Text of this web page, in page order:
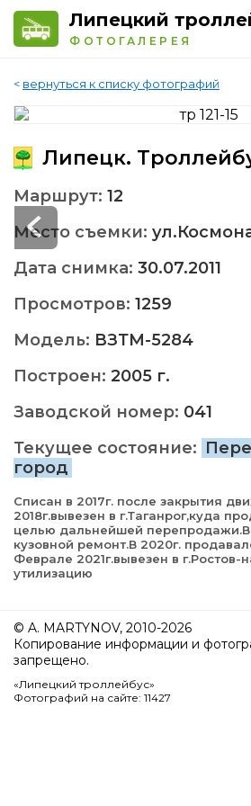
Липецкий
ФОТОГАЛЕРЕЯ
< вернуться к списку фотографий
Липецк.
Маршрут: 12
Место съемки:
Дата снимка: 30.07.2011
Просмотров: 1259
Модель: ВЗТМ-5284
Построен: 2005 г.
Заводской номер: 041
Текущее состояние:
город
Списан в 2017г. после закрытия
2018г.вывезен в г.Таганрог,куда
целью дальнейшей перепродажи.В
кузовной ремонт.В 2020г.
Феврале 2021г.вывезен в г.Ростов-
утилизацию
© A. MARTYNOV, 2010-2026
Копирование информации и
запрещено.
«Липецкий троллейбус»
Фотографий на сайте: 11427